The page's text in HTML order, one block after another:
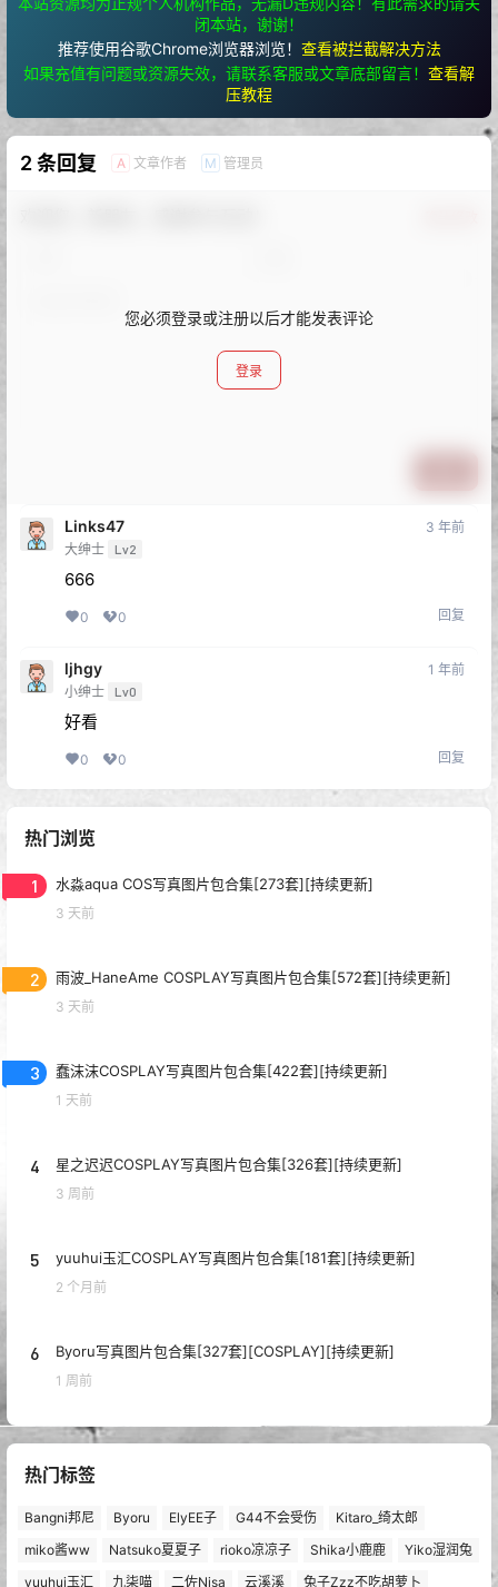
闭本站，谢谢！
推荐使用谷歌Chrome浏览器浏览！ 查看被拦截解决方法
如果充值有问题或资源失效，请联系客服或文章底部留言！ 查看解
压教程
2 条回复 A 文章作者 M 管理员
您必须登录或注册以后才能发表评论
登录
Links47
大绅士 Lv2
3 年前
666
0 0 回复
ljhgy
小绅士 Lv0
1 年前
好看
0 0 回复
热门浏览
1 水淼aqua COS写真图片包合集[273套][持续更新]
3 天前
2 雨波_HaneAme COSPLAY写真图片包合集[572套][持续更新]
3 天前
3 蠢沫沫COSPLAY写真图片包合集[422套][持续更新]
1 天前
4 星之迟迟COSPLAY写真图片包合集[326套][持续更新]
3 周前
5 yuuhui玉汇COSPLAY写真图片包合集[181套][持续更新]
2 个月前
6 Byoru写真图片包合集[327套][COSPLAY][持续更新]
1 周前
热门标签
Bangni邦尼 Byoru ElyEE子 G44不会受伤
Kitaro_绮太郎
miko酱ww
Natsuko夏夏子 rioko凉凉子 Shika小鹿鹿
Yiko湿润兔
yuuhui玉汇
九柒喵 二佐Nisa 云溪溪 兔子Zzz不吃胡萝卜